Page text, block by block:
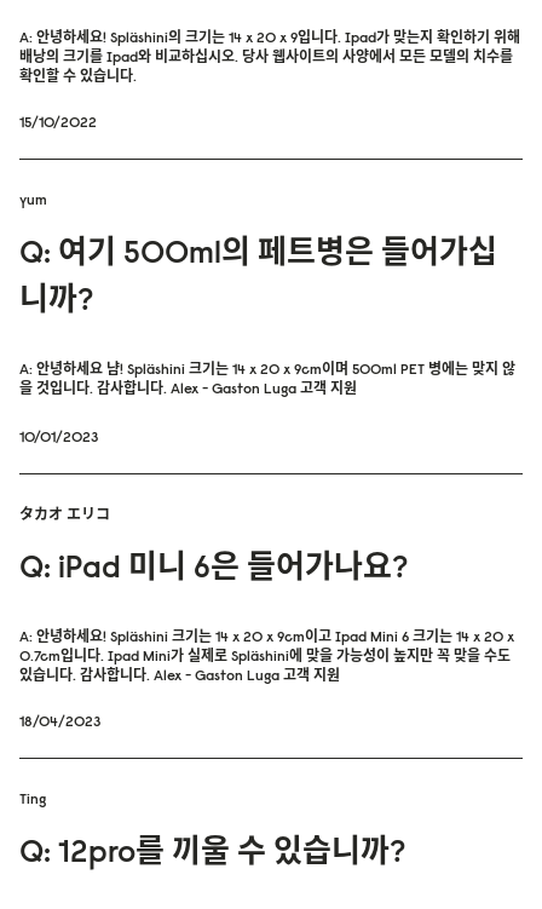
A: 안녕하세요! Spläshini의 크기는 14 x 20 x 9입니다. Ipad가 맞는지 확인하기 위해
배낭의 크기를 Ipad와 비교하십시오. 당사 웹사이트의 사양에서 모든 모델의 치수를
확인할 수 있습니다.
15/10/2022
yum
Q: 여기 500ml의 페트병은 들어가십
니까?
A: 안녕하세요 냠! Spläshini 크기는 14 x 20 x 9cm이며 500ml PET 병에는 맞지 않
을 것입니다. 감사합니다. Alex - Gaston Luga 고객 지원
10/01/2023
タカオ エリコ
Q: iPad 미니 6은 들어가나요?
A: 안녕하세요! Spläshini 크기는 14 x 20 x 9cm이고 Ipad Mini 6 크기는 14 x 20 x
0.7cm입니다. Ipad Mini가 실제로 Spläshini에 맞을 가능성이 높지만 꼭 맞을 수도
있습니다. 감사합니다. Alex - Gaston Luga 고객 지원
18/04/2023
Ting
Q: 12pro를 끼울 수 있습니까?